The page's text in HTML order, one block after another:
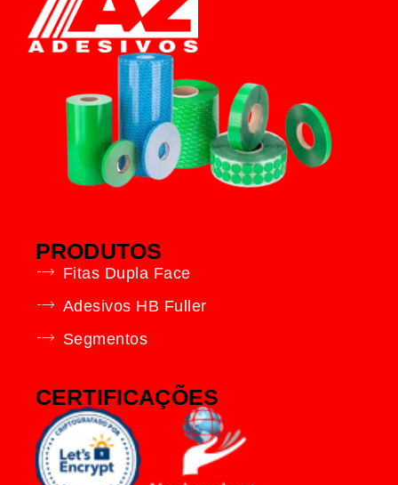
PRODUTOS
Fitas Dupla Face
Adesivos HB Fuller
Segmentos
CERTIFICAÇÕES